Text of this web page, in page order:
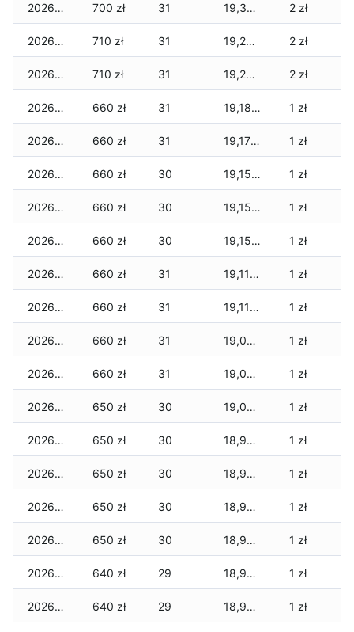
2026-07-15 700 zł 31 19,345 zł 2 zł
2026-07-14 710 zł 31 19,255 zł 2 zł
2026-07-13 710 zł 31 19,235 zł 2 zł
2026-07-12 660 zł 31 19,185 zł 1 zł
2026-07-11 660 zł 31 19,175 zł 1 zł
2026-07-10 660 zł 30 19,155 zł 1 zł
2026-07-09 660 zł 30 19,155 zł 1 zł
2026-07-08 660 zł 30 19,155 zł 1 zł
2026-07-07 660 zł 31 19,115 zł 1 zł
2026-07-06 660 zł 31 19,115 zł 1 zł
2026-07-05 660 zł 31 19,065 zł 1 zł
2026-07-04 660 zł 31 19,035 zł 1 zł
2026-07-03 650 zł 30 19,015 zł 1 zł
2026-07-02 650 zł 30 18,985 zł 1 zł
2026-07-01 650 zł 30 18,965 zł 1 zł
2026-06-30 650 zł 30 18,955 zł 1 zł
2026-06-28 650 zł 30 18,945 zł 1 zł
2026-06-27 640 zł 29 18,935 zł 1 zł
2026-06-26 640 zł 29 18,935 zł 1 zł